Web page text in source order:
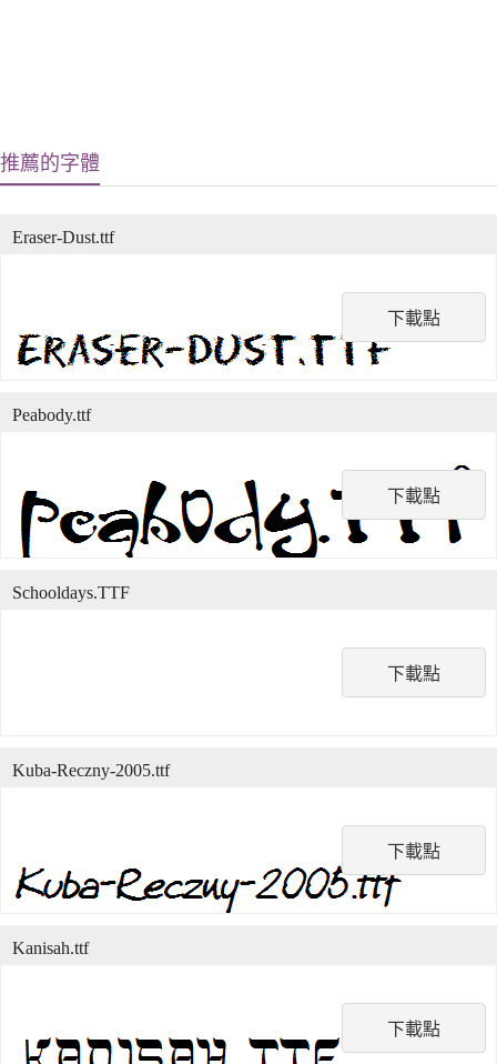
推薦的字體
下載點
Eraser-Dust.ttf
下載點
Peabody.ttf
下載點
Schooldays.TTF
下載點
Kuba-Reczny-2005.ttf
下載點
Kanisah.ttf